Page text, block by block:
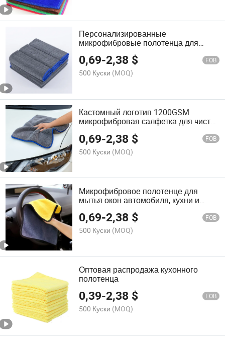
Персонализированные
микрофибровые полотенца для
чистки автомобилей из Китая
0,69-2,38 $ FOB
500 Куски (MOQ)
Кастомный логотип 1200GSM
микрофибровая салфетка для чистки
0,69-2,38 $ FOB
500 Куски (MOQ)
Микрофибровое полотенце для
мытья окон автомобиля, кухни и
0,69-2,38 $ FOB
500 Куски (MOQ)
Оптовая распродажа кухонного
полотенца
0,39-2,38 $ FOB
500 Куски (MOQ)